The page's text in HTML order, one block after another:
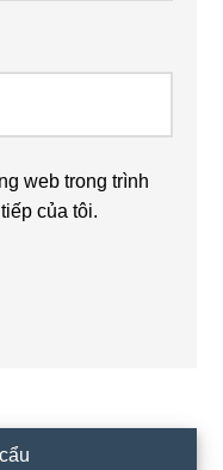
web trong trình
của tôi.